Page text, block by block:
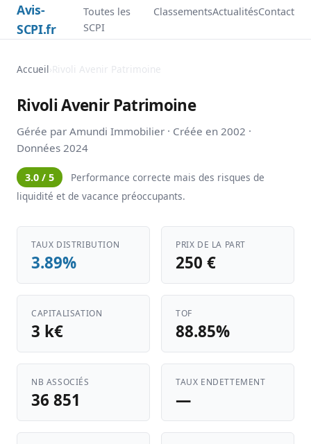
Avis-
SCPI.fr
Toutes les
SCPI
ClassementsActualitésContact
Accueil› Rivoli Avenir Patrimoine
Rivoli Avenir Patrimoine
Gérée par Amundi Immobilier · Créée en 2002 ·
Données 2024
3.0 / 5
Performance correcte mais des risques de
liquidité et de vacance préoccupants.
TAUX DISTRIBUTION
3.89%
PRIX DE LA PART
250 €
CAPITALISATION
3 k€
TOF
88.85%
NB ASSOCIÉS
36 851
TAUX ENDETTEMENT
—